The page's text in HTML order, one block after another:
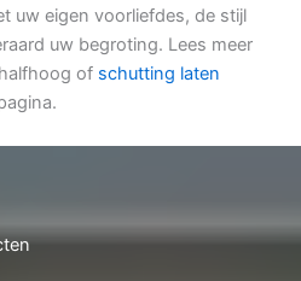
uw eigen voorliefdes, de stijl
uw begroting. Lees meer
of schutting laten